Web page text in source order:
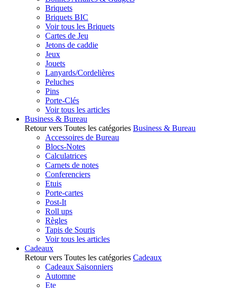
Briquets
Briquets BIC
Voir tous les Briquets
Cartes de Jeu
Jetons de caddie
Jeux
Jouets
Lanyards/Cordelières
Peluches
Pins
Porte-Clés
Voir tous les articles
Business & Bureau
Retour vers Toutes les catégories Business & Bureau
Accessoires de Bureau
Blocs-Notes
Calculatrices
Carnets de notes
Conferenciers
Etuis
Porte-cartes
Post-It
Roll ups
Règles
Tapis de Souris
Voir tous les articles
Cadeaux
Retour vers Toutes les catégories Cadeaux
Cadeaux Saisonniers
Automne
Ete